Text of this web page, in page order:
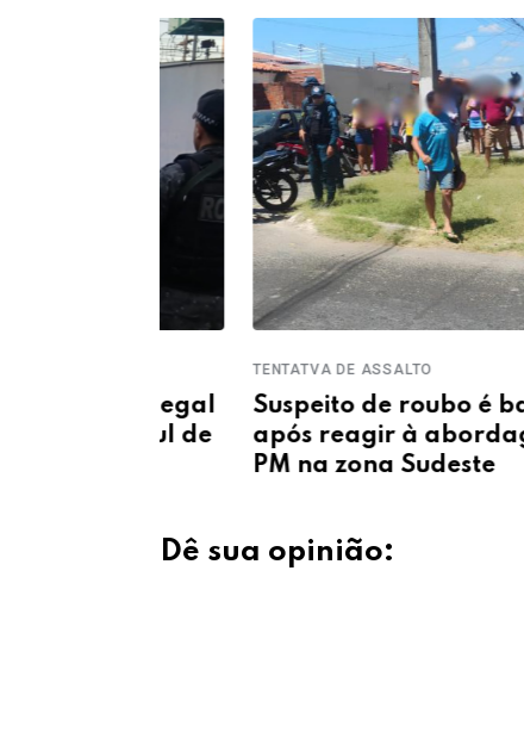
TENTATVA DE ASSALTO
Suspeito de roubo é baleado
após reagir à abordagem de
PM na zona Sudeste
Dê sua opinião: